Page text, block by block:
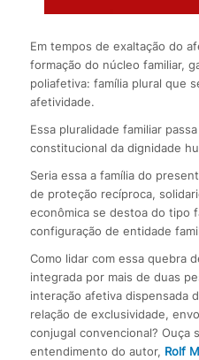
Em tempos de exaltação do
formação do núcleo familiar,
poliafetiva: família plural que
afetividade.
Essa pluralidade familiar
constitucional da dignidade
Seria essa a família do
de proteção recíproca,
econômica se destoa do tipo
configuração de entidade
Como lidar com essa quebra
integrada por mais de duas
interação afetiva dispensada
relação de exclusividade,
conjugal convencional? Ouça
entendimento do autor, Rolf